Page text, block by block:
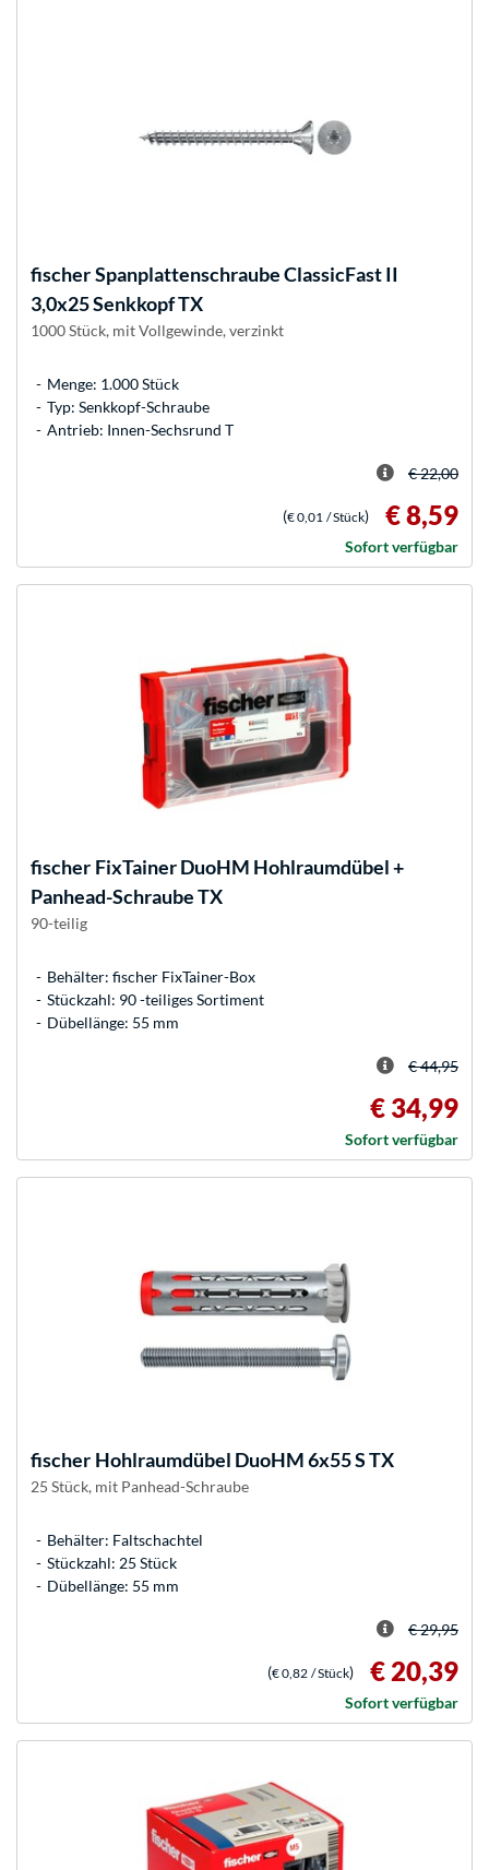
fischerSpanplattenschraube ClassicFast II
3,0x25 Senkkopf TX
1000 Stück, mit Vollgewinde, verzinkt
Menge: 1.000 Stück
Typ: Senkkopf-Schraube
Antrieb: Innen-Sechsrund T
€ 22,00
(€ 0,01 / Stück) € 8,59
Sofort verfügbar
fischer FixTainer DuoHM Hohlraumdübel +
Panhead-Schraube TX
90-teilig
Behälter: fischer FixTainer-Box
Stückzahl: 90 -teiliges Sortiment
Dübellänge: 55 mm
€ 44,95
€ 34,99
Sofort verfügbar
fischer Hohlraumdübel DuoHM 6x55 S TX
25 Stück, mit Panhead-Schraube
Behälter: Faltschachtel
Stückzahl: 25 Stück
Dübellänge: 55 mm
€ 29,95
(€ 0,82 / Stück) € 20,39
Sofort verfügbar